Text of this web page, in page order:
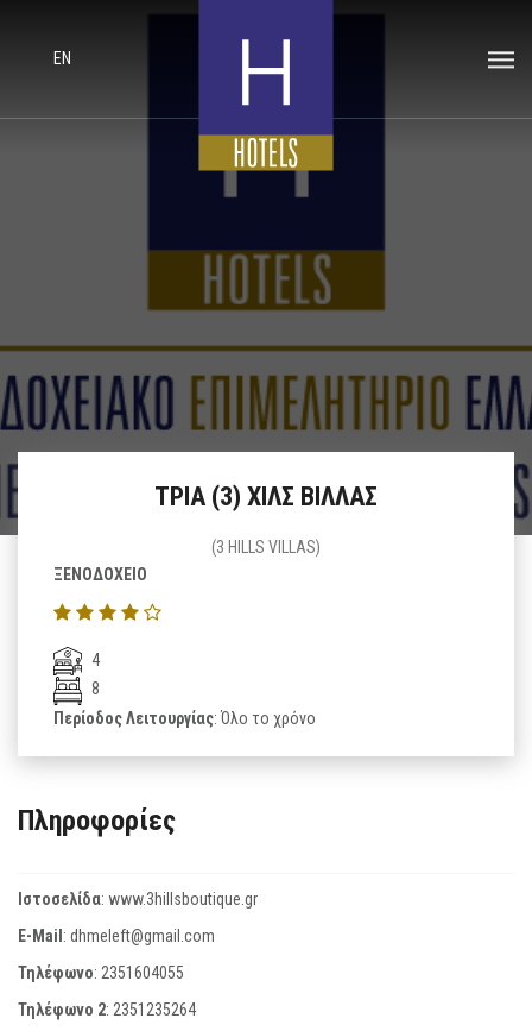
EN
ΤΡΙΑ (3) ΧΙΛΣ ΒΙΛΛΑΣ
(3 HILLS VILLAS)
ΞΕΝΟΔΟΧΕΙΟ
4
8
Περίοδος Λειτουργίας: Όλο το χρόνο
Πληροφορίες
Ιστοσελίδα: www.3hillsboutique.gr
E-Mail: dhmeleft@gmail.com
Τηλέφωνο: 2351604055
Τηλέφωνο 2: 2351235264